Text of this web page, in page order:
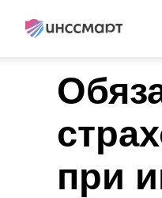
при